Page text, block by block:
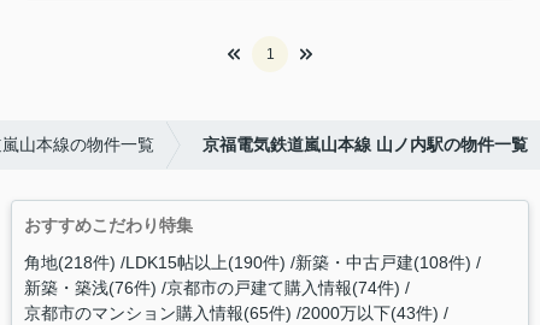
1
山本線の物件一覧 京福電気鉄道嵐山本線 山ノ内駅の物件一覧
おすすめこだわり特集
角地(218件) LDK15帖以上(190件) 新築・中古戸建(108件)
新築・築浅(76件) 京都市の戸建て購入情報(74件)
京都市のマンション購入情報(65件) 2000万以下(43件)